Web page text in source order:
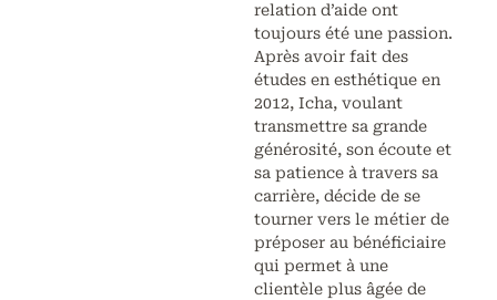
relation d’aide ont
toujours été une passion.
Après avoir fait des
études en esthétique en
2012, Icha, voulant
transmettre sa grande
générosité, son écoute et
sa patience à travers sa
carrière, décide de se
tourner vers le métier de
préposer au bénéficiaire
qui permet à une
clientèle plus âgée de